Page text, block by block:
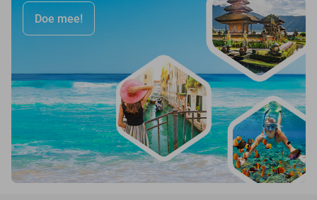
Doe mee!